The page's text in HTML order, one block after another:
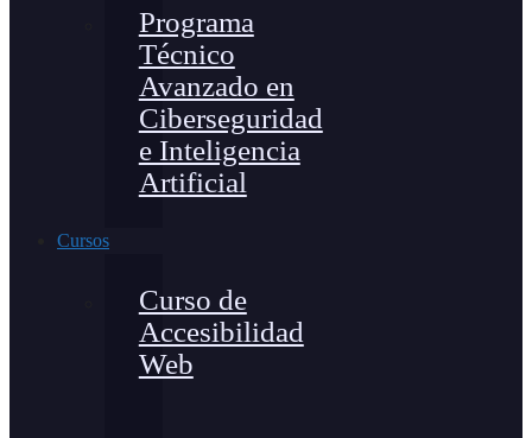
Programa
Técnico
Avanzado en
Ciberseguridad
e Inteligencia
Artificial
Cursos
Curso de
Accesibilidad
Web